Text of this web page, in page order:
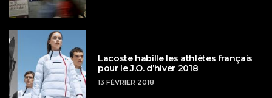
Lacoste habille les athlètes français
pour le J.O. d’hiver 2018
13 FÉVRIER 2018